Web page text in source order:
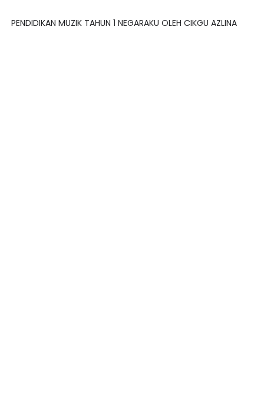
PENDIDIKAN MUZIK TAHUN 1 NEGARAKU OLEH CIKGU AZLINA